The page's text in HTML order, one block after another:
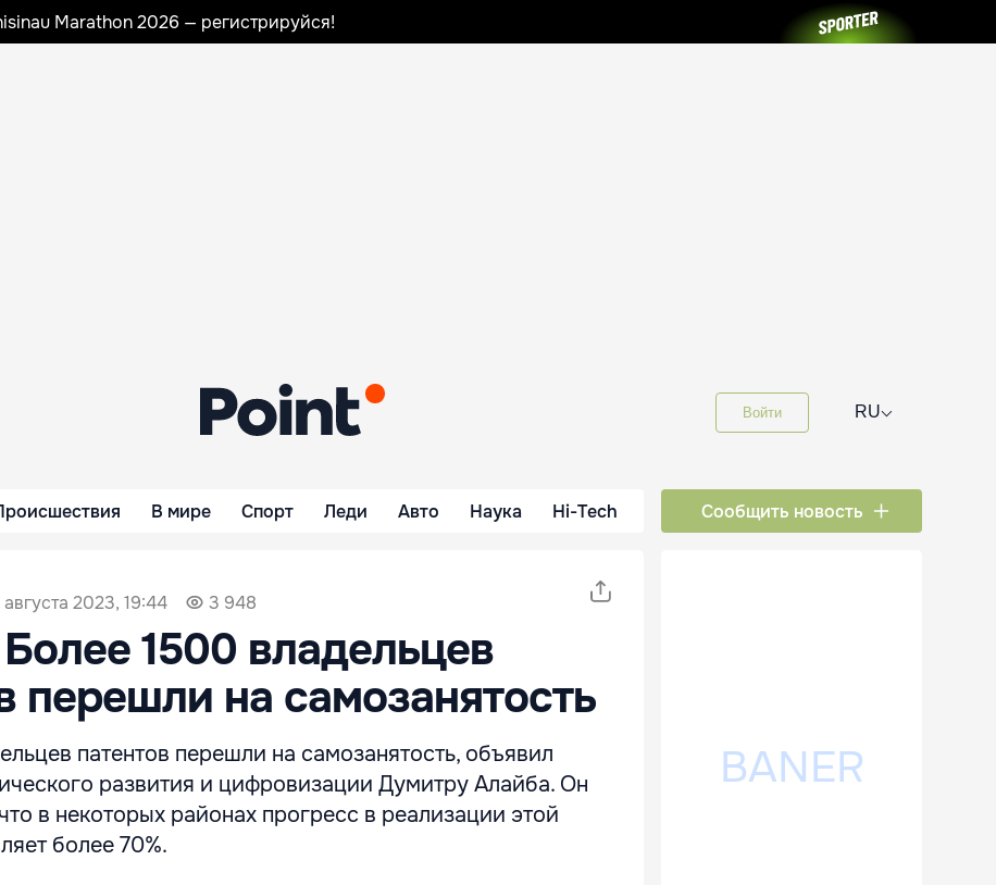
Marathon 2026 — регистрируйся!
Войти RU⌵
В мире Спорт Леди Авто Наука Hi-Tech Сообщить новость
августа 2023, 19:44 3 948
1500 владельцев
перешли на самозанятость
патентов перешли на самозанятость, объявил
развития и цифровизации Думитру Алайба. Он
в некоторых районах прогресс в реализации этой
более 70%.